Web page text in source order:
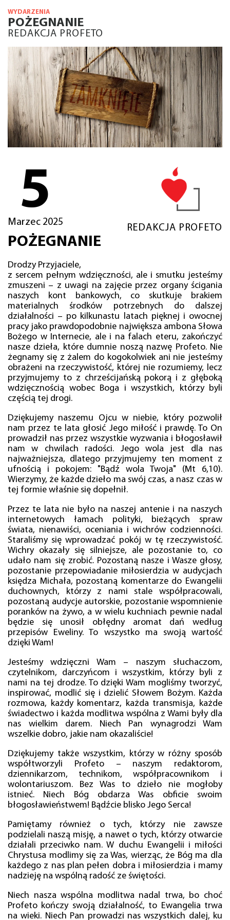
WYDARZENIA
POŻEGNANIE
REDAKCJA PROFETO
5
Marzec 2025
REDAKCJA PROFETO
POŻEGNANIE
Drodzy Przyjaciele,
z sercem pełnym wdzięczności, ale i smutku jesteśmy
zmuszeni – z uwagi na zajęcie przez organy ścigania
naszych kont bankowych, co skutkuje brakiem
materialnych środków potrzebnych do dalszej
działalności – po kilkunastu latach pięknej i owocnej
pracy jako prawdopodobnie największa ambona Słowa
Bożego w Internecie, ale i na falach eteru, zakończyć
nasze dzieła, które dumnie noszą nazwę Profeto. Nie
żegnamy się z żalem do kogokolwiek ani nie jesteśmy
obrażeni na rzeczywistość, której nie rozumiemy, lecz
przyjmujemy to z chrześcijańską pokorą i z głęboką
wdzięcznością wobec Boga i wszystkich, którzy byli
częścią tej drogi.
Dziękujemy naszemu Ojcu w niebie, który pozwolił
nam przez te lata głosić Jego miłość i prawdę. To On
prowadził nas przez wszystkie wyzwania i błogosławił
nam w chwilach radości. Jego wola jest dla nas
najważniejsza, dlatego przyjmujemy ten moment z
ufnością i pokojem: "Bądź wola Twoja" (Mt 6,10).
Wierzymy, że każde dzieło ma swój czas, a nasz czas w
tej formie właśnie się dopełnił.
Przez te lata nie było na naszej antenie i na naszych
internetowych łamach polityki, bieżących spraw
świata, nienawiści, oceniania i wichrów codzienności.
Staraliśmy się wprowadzać pokój w tę rzeczywistość.
Wichry okazały się silniejsze, ale pozostanie to, co
udało nam się zrobić. Pozostaną nasze i Wasze głosy,
pozostanie przepowiadanie miłosierdzia w audycjach
księdza Michała, pozostaną komentarze do Ewangelii
duchownych, którzy z nami stale współpracowali,
pozostaną audycje autorskie, pozostanie wspomnienie
poranków na żywo, a w wielu kuchniach pewnie nadal
będzie się unosił obłędny aromat dań według
przepisów Eweliny. To wszystko ma swoją wartość
dzięki Wam!
Jesteśmy wdzięczni Wam – naszym słuchaczom,
czytelnikom, darczyńcom i wszystkim, którzy byli z
nami na tej drodze. To dzięki Wam mogliśmy tworzyć,
inspirować, modlić się i dzielić Słowem Bożym. Każda
rozmowa, każdy komentarz, każda transmisja, każde
świadectwo i każda modlitwa wspólna z Wami były dla
nas wielkim darem. Niech Pan wynagrodzi Wam
wszelkie dobro, jakie nam okazaliście!
Dziękujemy także wszystkim, którzy w różny sposób
współtworzyli Profeto – naszym redaktorom,
dziennikarzom, technikom, współpracownikom i
wolontariuszom. Bez Was to dzieło nie mogłoby
istnieć. Niech Bóg obdarza Was obficie swoim
błogosławieństwem! Bądźcie blisko Jego Serca!
Pamiętamy również o tych, którzy nie zawsze
podzielali naszą misję, a nawet o tych, którzy otwarcie
działali przeciwko nam. W duchu Ewangelii i miłości
Chrystusa modlimy się za Was, wierząc, że Bóg ma dla
każdego z nas plan pełen dobra i miłosierdzia i mamy
nadzieję na wspólną radość ze świętości.
Niech nasza wspólna modlitwa nadal trwa, bo choć
Profeto kończy swoją działalność, to Ewangelia trwa
na wieki. Niech Pan prowadzi nas wszystkich dalej, ku